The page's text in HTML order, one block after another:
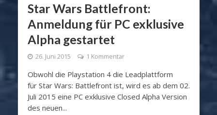
Star Wars Battlefront:
Anmeldung für PC exklusive
Alpha gestartet
26. Juni 2015 1 Kommentar
Obwohl die Playstation 4 die Leadplattform
für Star Wars: Battlefront ist, wird es ab dem 02.
Juli 2015 eine PC exklusive Closed Alpha Version
des neuen...